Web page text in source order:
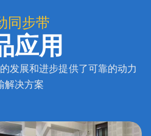
同步带
应用
发展和进步提供了可靠的动力
解决方案